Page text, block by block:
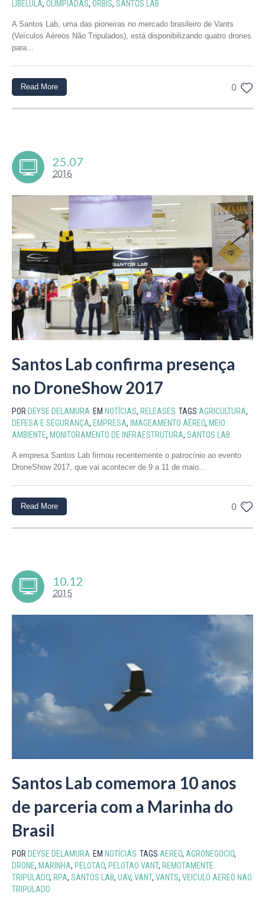
LIBÉLULA, OLIMPIADAS, ORBIS, SANTOS LAB
A Santos Lab, uma das pioneiras no mercado brasileiro de Vants
(Veículos Aéreos Não Tripulados), está disponibilizando quatro drones
para...
0
Read More
25.07
2016
Santos Lab confirma presença
no DroneShow 2017
POR DEYSE DELAMURA EM NOTÍCIAS, RELEASES TAGS AGRICULTURA,
DEFESA E SEGURANÇA, EMPRESA, IMAGEAMENTO AÉREO, MEIO
AMBIENTE, MONITORAMENTO DE INFRAESTRUTURA, SANTOS LAB
A empresa Santos Lab firmou recentemente o patrocínio ao evento
DroneShow 2017, que vai acontecer de 9 a 11 de maio...
0
Read More
10.12
2015
Santos Lab comemora 10 anos
de parceria com a Marinha do
Brasil
POR DEYSE DELAMURA EM NOTÍCIAS TAGS AEREO, AGRONEGOCIO,
DRONE, MARINHA, PELOTAO, PELOTAO VANT, REMOTAMENTE
TRIPULADO, RPA, SANTOS LAB, UAV, VANT, VANTS, VEICULO AEREO NAO
TRIPULADO